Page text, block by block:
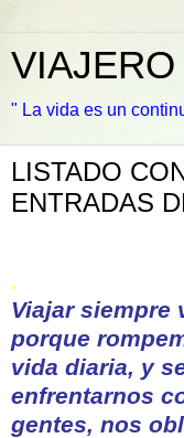
" La vida es un
LISTADO
ENTRADAS
.
Viajar siempre
porque
vida diaria, y
enfrentarnos
gentes, nos